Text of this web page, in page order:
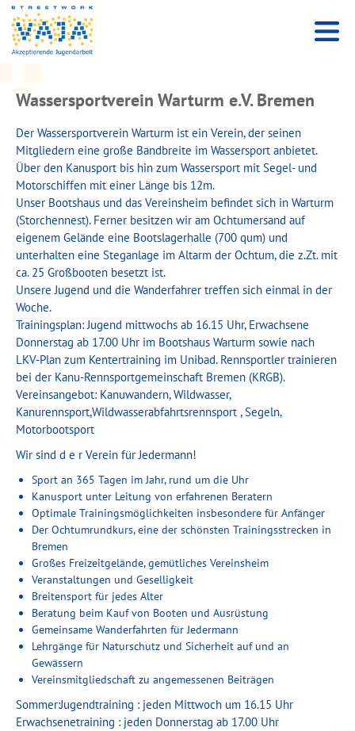
Wassersportverein Warturm e.V. Bremen
Der Wassersportverein Warturm ist ein Verein, der seinen
Mitgliedern eine große Bandbreite im Wassersport anbietet.
Über den Kanusport bis hin zum Wassersport mit Segel- und
Motorschiffen mit einer Länge bis 12m.
Unser Bootshaus und das Vereinsheim befindet sich in Warturm
(Storchennest). Ferner besitzen wir am Ochtumersand auf
eigenem Gelände eine Bootslagerhalle (700 qum) und
unterhalten eine Steganlage im Altarm der Ochtum, die z.Zt. mit
ca. 25 Großbooten besetzt ist.
Unsere Jugend und die Wanderfahrer treffen sich einmal in der
Woche.
Trainingsplan: Jugend mittwochs ab 16.15 Uhr, Erwachsene
Donnerstag ab 17.00 Uhr im Bootshaus Warturm sowie nach
LKV-Plan zum Kentertraining im Unibad. Rennsportler trainieren
bei der Kanu-Rennsportgemeinschaft Bremen (KRGB).
Vereinsangebot: Kanuwandern, Wildwasser,
Kanurennsport,Wildwasserabfahrtsrennsport , Segeln,
Motorbootsport
Wir sind d e r Verein für Jedermann!
Sport an 365 Tagen im Jahr, rund um die Uhr
Kanusport unter Leitung von erfahrenen Beratern
Optimale Trainingsmöglichkeiten insbesondere für Anfänger
Der Ochtumrundkurs, eine der schönsten Trainingsstrecken in
Bremen
Großes Freizeitgelände, gemütliches Vereinsheim
Veranstaltungen und Geselligkeit
Breitensport für jedes Alter
Beratung beim Kauf von Booten und Ausrüstung
Gemeinsame Wanderfahrten für Jedermann
Lehrgänge für Naturschutz und Sicherheit auf und an
Gewässern
Vereinsmitgliedschaft zu angemessenen Beiträgen
Sommer:Jugendtraining : jeden Mittwoch um 16.15 Uhr
Erwachsenetraining : jeden Donnerstag ab 17.00 Uhr